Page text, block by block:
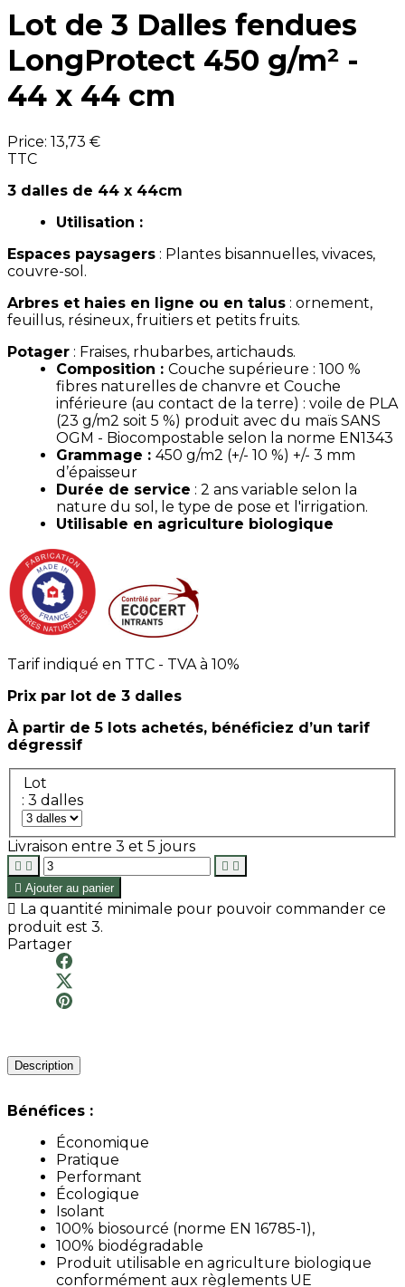
Lot de 3 Dalles fendues
LongProtect 450 g/m² -
44 x 44 cm
Price: 13,73 €
TTC
3 dalles de 44 x 44cm
Utilisation :
Espaces paysagers : Plantes bisannuelles, vivaces,
couvre-sol.
Arbres et haies en ligne ou en talus : ornement,
feuillus, résineux, fruitiers et petits fruits.
Potager : Fraises, rhubarbes, artichauds.
Composition : Couche supérieure : 100 %
fibres naturelles de chanvre et Couche
inférieure (au contact de la terre) : voile de PLA
(23 g/m2 soit 5 %) produit avec du maïs SANS
OGM - Biocompostable selon la norme EN1343
Grammage : 450 g/m2 (+/- 10 %) +/- 3 mm
d’épaisseur
Durée de service : 2 ans variable selon la
nature du sol, le type de pose et l'irrigation.
Utilisable en agriculture biologique
Tarif indiqué en TTC - TVA à 10%
Prix par lot de 3 dalles
À partir de 5 lots achetés, bénéficiez d’un tarif
dégressif
Lot
: 3 dalles
Livraison entre 3 et 5 jours
   
 Ajouter au panier
 La quantité minimale pour pouvoir commander ce
produit est 3.
Partager
Description
Bénéfices :
Économique
Pratique
Performant
Écologique
Isolant
100% biosourcé (norme EN 16785-1),
100% biodégradable
Produit utilisable en agriculture biologique
conformément aux règlements UE